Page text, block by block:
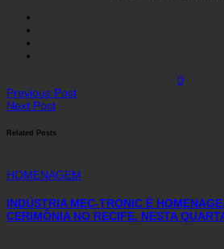
0
Previous Post
Next Post
Related Posts
HOMENAGEM
INDÚSTRIA MEC-TRONIC É
CERIMÔNIA NO RECIFE, NESTA